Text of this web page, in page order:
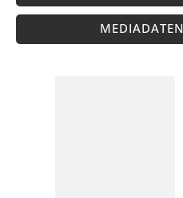
MEDIADATEN